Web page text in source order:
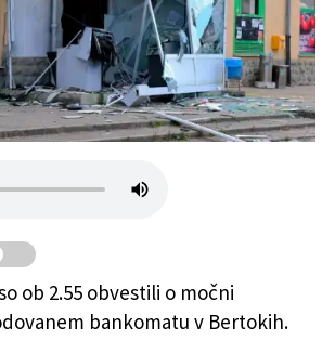
bankomat (PRIMORSKE
ob 2.55 obvestili o močni
bankomatu v Bertokih.